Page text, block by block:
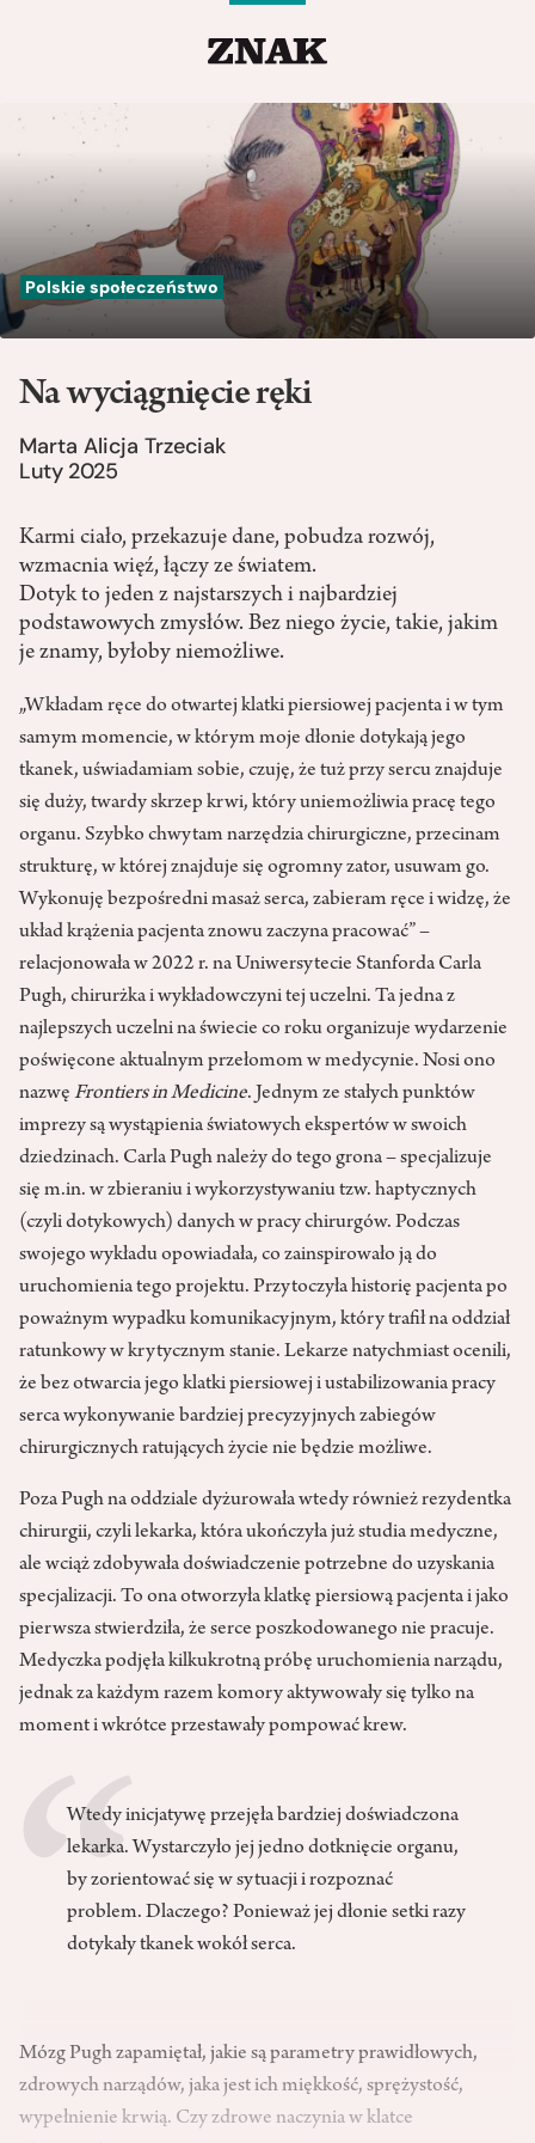
Polskie społeczeństwo
Na wyciągnięcie ręki
Marta Alicja Trzeciak
Luty 2025
Karmi ciało, przekazuje dane, pobudza rozwój,
wzmacnia więź, łączy ze światem.
Dotyk to jeden z najstarszych i najbardziej
podstawowych zmysłów. Bez niego życie, takie, jakim
je znamy, byłoby niemożliwe.
„Wkładam ręce do otwartej klatki piersiowej pacjenta i w tym
samym momencie, w którym moje dłonie dotykają jego
tkanek, uświadamiam sobie, czuję, że tuż przy sercu znajduje
się duży, twardy skrzep krwi, który uniemożliwia pracę tego
organu. Szybko chwytam narzędzia chirurgiczne, przecinam
strukturę, w której znajduje się ogromny zator, usuwam go.
Wykonuję bezpośredni masaż serca, zabieram ręce i widzę, że
układ krążenia pacjenta znowu zaczyna pracować” –
relacjonowała w 2022 r. na Uniwersytecie Stanforda Carla
Pugh, chirurżka i wykładowczyni tej uczelni. Ta jedna z
najlepszych uczelni na świecie co roku organizuje wydarzenie
poświęcone aktualnym przełomom w medycynie. Nosi ono
nazwę Frontiers in Medicine. Jednym ze stałych punktów
imprezy są wystąpienia światowych ekspertów w swoich
dziedzinach. Carla Pugh należy do tego grona – specjalizuje
się m.in. w zbieraniu i wykorzystywaniu tzw. haptycznych
(czyli dotykowych) danych w pracy chirurgów. Podczas
swojego wykładu opowiadała, co zainspirowało ją do
uruchomienia tego projektu. Przytoczyła historię pacjenta po
poważnym wypadku komunikacyjnym, który trafił na oddział
ratunkowy w krytycznym stanie. Lekarze natychmiast ocenili,
że bez otwarcia jego klatki piersiowej i ustabilizowania pracy
serca wykonywanie bardziej precyzyjnych zabiegów
chirurgicznych ratujących życie nie będzie możliwe.
Poza Pugh na oddziale dyżurowała wtedy również rezydentka
chirurgii, czyli lekarka, która ukończyła już studia medyczne,
ale wciąż zdobywała doświadczenie potrzebne do uzyskania
specjalizacji. To ona otworzyła klatkę piersiową pacjenta i jako
pierwsza stwierdziła, że serce poszkodowanego nie pracuje.
Medyczka podjęła kilkukrotną próbę uruchomienia narządu,
jednak za każdym razem komory aktywowały się tylko na
moment i wkrótce przestawały pompować krew.
Wtedy inicjatywę przejęła bardziej doświadczona
lekarka. Wystarczyło jej jedno dotknięcie organu,
by zorientować się w sytuacji i rozpoznać
problem. Dlaczego? Ponieważ jej dłonie setki razy
dotykały tkanek wokół serca.
Mózg Pugh zapamiętał, jakie są parametry prawidłowych,
zdrowych narządów, jaka jest ich miękkość, sprężystość,
wypełnienie krwią. Czy zdrowe naczynia w klatce